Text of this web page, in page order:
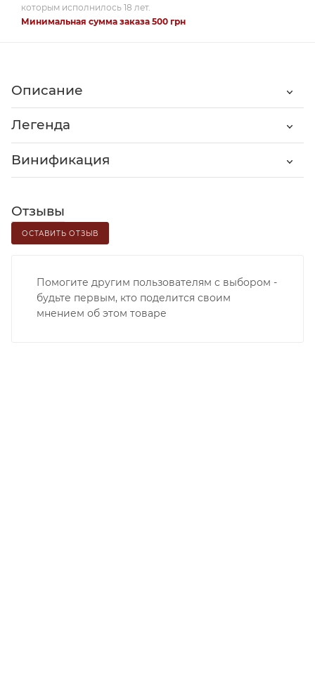
которым исполнилось 18 лет.
Минимальная сумма заказа 500 грн
Описание
Легенда
Винификация
Отзывы
ОСТАВИТЬ ОТЗЫВ
Помогите другим пользователям с выбором -
будьте первым, кто поделится своим
мнением об этом товаре